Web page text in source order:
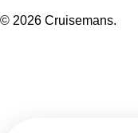
© 2026 Cruisemans.